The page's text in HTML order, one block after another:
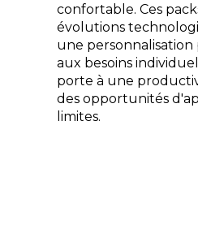
confortable. Ces
évolutions
une
aux besoins
porte à une
des opportunités
limites.